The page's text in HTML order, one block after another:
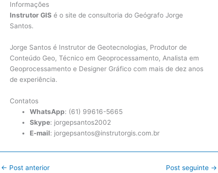
Informações
Instrutor GIS é o site de consultoria do Geógrafo Jorge
Santos.
Jorge Santos é Instrutor de Geotecnologias, Produtor de
Conteúdo Geo, Técnico em Geoprocessamento, Analista em
Geoprocessamento e Designer Gráfico com mais de dez anos
de experiência.
Contatos
WhatsApp: (61) 99616-5665
Skype: jorgepsantos2002
E-mail: jorgepsantos@instrutorgis.com.br
← Post anterior Post seguinte →